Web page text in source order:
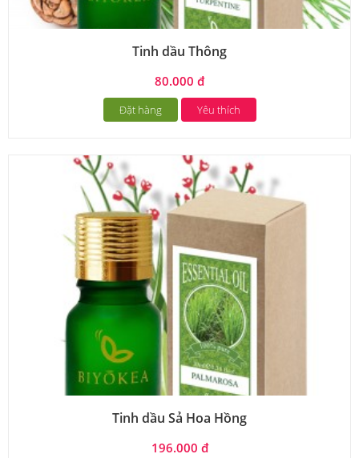
Tinh dầu Thông
80.000 đ
Đặt hàng Yêu thích
Tinh dầu Sả Hoa Hồng
196.000 đ